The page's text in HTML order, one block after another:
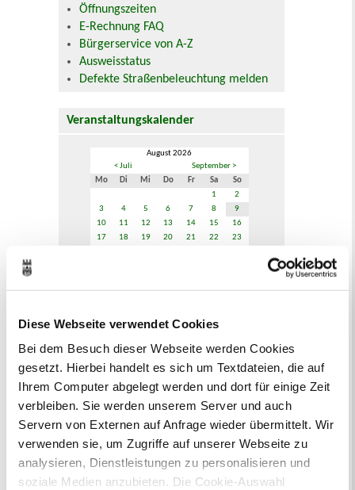
Diese Webseite verwendet Cookies
Bei dem Besuch dieser Webseite werden Cookies
gesetzt. Hierbei handelt es sich um Textdateien, die auf
Ihrem Computer abgelegt werden und dort für einige Zeit
verbleiben. Sie werden unserem Server und auch
Servern von Externen auf Anfrage wieder übermittelt. Wir
verwenden sie, um Zugriffe auf unserer Webseite zu
analysieren, Dienstleistungen zu personalisieren und
soziale Medien anzubieten. Die Cookie-Auswahl
Öffnungszeiten
E-Rechnung FAQ
Bürgerservice von A-Z
Ausweisstatus
Defekte Straßenbeleuchtung melden
Veranstaltungskalender
August 2026
< Juli
September >
Mo
Di Mi Do Fr Sa
So
1
2
3
4 5 6 7 8
9
10
11 12 13 14 15
16
17
18 19 20 21 22
23
Veranstaltungskategorie
Bürgerbeteiligung
Bauleitplanung: Für Bürger*innen gibt
es Möglichkeiten, sich an